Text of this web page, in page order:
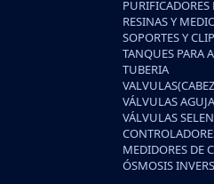
RESINAS Y
SOPORTES Y
TANQUES PARA
TUBERIA
VÁLVULAS AGUJA
VÁLVULAS
MEDIDORES DE
ÓSMOSIS